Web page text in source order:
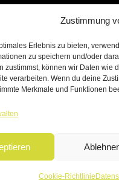
Zustimmung
Erlebnis zu bieten,
zu speichern und/oder
zustimmst, können wir Daten wie
verarbeiten. Wenn du deine
Merkmale und Funktionen
Cookie-Richtlinie